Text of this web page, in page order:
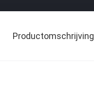
Productomschrijving